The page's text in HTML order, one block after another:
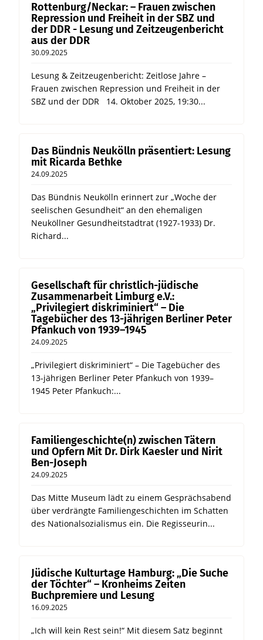
Rottenburg/Neckar: – Frauen zwischen
Repression und Freiheit in der SBZ und
der DDR - Lesung und Zeitzeugenbericht
aus der DDR
30.09.2025
Lesung & Zeitzeugenbericht: Zeitlose Jahre –
Frauen zwischen Repression und Freiheit in der
SBZ und der DDR 14. Oktober 2025, 19:30...
Das Bündnis Neukölln präsentiert: Lesung
mit Ricarda Bethke
24.09.2025
Das Bündnis Neukölln erinnert zur „Woche der
seelischen Gesundheit“ an den ehemaligen
Neuköllner Gesundheitstadtrat (1927-1933) Dr.
Richard...
Gesellschaft für christlich-jüdische
Zusammenarbeit Limburg e.V.:
„Privilegiert diskriminiert“ – Die
Tagebücher des 13-jährigen Berliner Peter
Pfankuch von 1939–1945
24.09.2025
„Privilegiert diskriminiert“ – Die Tagebücher des
13-jährigen Berliner Peter Pfankuch von 1939–
1945 Peter Pfankuch:...
Familiengeschichte(n) zwischen Tätern
und Opfern Mit Dr. Dirk Kaesler und Nirit
Ben-Joseph
24.09.2025
Das Mitte Museum lädt zu einem Gesprächsabend
über verdrängte Familiengeschichten im Schatten
des Nationalsozialismus ein. Die Regisseurin...
Jüdische Kulturtage Hamburg: „Die Suche
der Töchter“ – Kronheims Zeiten
Buchpremiere und Lesung
16.09.2025
„Ich will kein Rest sein!“ Mit diesem Satz beginnt